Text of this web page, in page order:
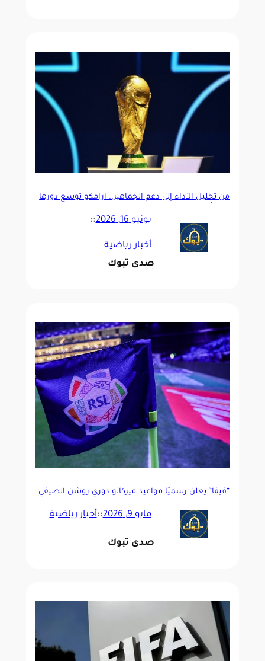
من تحليل الأداء إلى دعم الجماهير.. أرامكو توسع دورها
يونيو 16, 2026 ::
أخبار رياضية
صدى تبوك
“فيفا” يعلن رسميًا مواعيد ميركاتو دوري روشن الصيفي
مايو 9, 2026 ::أخبار رياضية
صدى تبوك